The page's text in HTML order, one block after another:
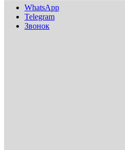
WhatsApp
Telegram
Звонок